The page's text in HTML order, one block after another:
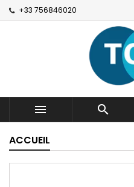
+33 756846020
 
ACCUEIL